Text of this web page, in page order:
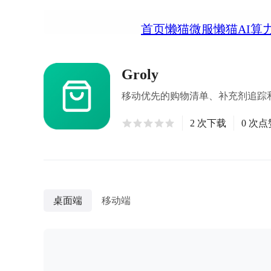
首页懒猫微服懒猫AI算
Groly
移动优先的购物清单、补充剂追踪
2 次下载 0 次点
桌面端 移动端